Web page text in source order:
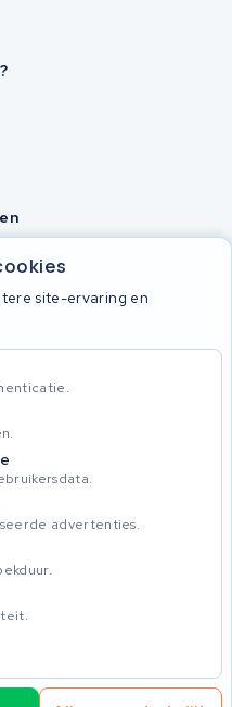
site-ervaring en
advertenties.